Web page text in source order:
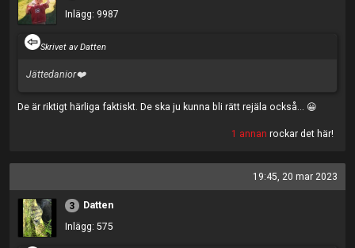
Inlägg: 9987
Skrivet av Datten
Jättedanior❤️
De är riktigt härliga faktiskt. De ska ju kunna bli rätt rejäla också... 😀
1 annan rockar det här!
19:45, 20 mar 2023
3
Datten
Inlägg: 575